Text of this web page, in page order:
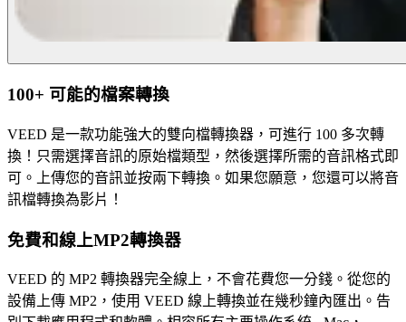
100+ 可能的檔案轉換
VEED 是一款功能強大的雙向檔轉換器，可進行 100 多次轉
換！只需選擇音訊的原始檔類型，然後選擇所需的音訊格式即
可。上傳您的音訊並按兩下轉換。如果您願意，您還可以將音
訊檔轉換為影片！
免費和線上MP2轉換器
VEED 的 MP2 轉換器完全線上，不會花費您一分錢。從您的
設備上傳 MP2，使用 VEED 線上轉換並在幾秒鐘內匯出。告